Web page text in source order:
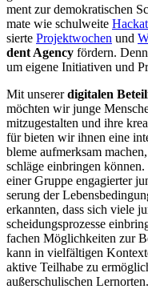
ment zur de­mo­kra­ti­schen
ma­te wie schul­wei­te
sier­te Pro­jekt­wo­chen und
dent Agen­cy för­dern.
um ei­ge­ne In­itia­ti­ven und
Mit un­se­rerdi­gi­ta­len
möch­ten wir jun­ge
mit­zu­ge­stal­ten und ihre
für bie­ten wir ih­nen eine
ble­me auf­merk­sam
schlä­ge ein­brin­gen
ei­ner Grup­pe en­ga­gier­ter
se­rung der
er­kann­ten, dass sich vie­le
schei­dungs­pro­zes­se
fa­chen Mög­lich­kei­ten zur
kann in viel­fäl­ti­gen
ak­ti­ve Teil­ha­be zu
au­ßer­schu­li­schen Lern­or­ten.